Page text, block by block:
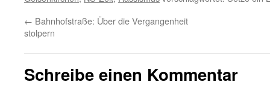
← Bahnhofstraße: Über die Vergangenheit
stolpern
Schreibe einen Kommentar